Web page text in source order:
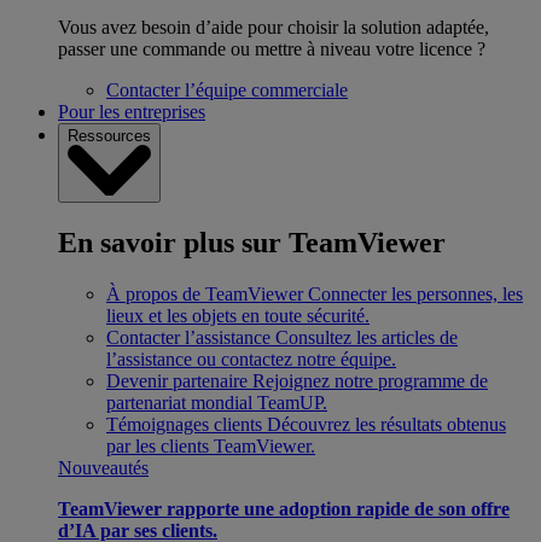
Vous avez besoin d’aide pour choisir la solution adaptée,
passer une commande ou mettre à niveau votre licence ?
Contacter l’équipe commerciale
Pour les entreprises
Ressources
En savoir plus sur TeamViewer
À propos de TeamViewer Connecter les personnes, les
lieux et les objets en toute sécurité.
Contacter l’assistance Consultez les articles de
l’assistance ou contactez notre équipe.
Devenir partenaire Rejoignez notre programme de
partenariat mondial TeamUP.
Témoignages clients Découvrez les résultats obtenus
par les clients TeamViewer.
Nouveautés
TeamViewer rapporte une adoption rapide de son offre
d’IA par ses clients.